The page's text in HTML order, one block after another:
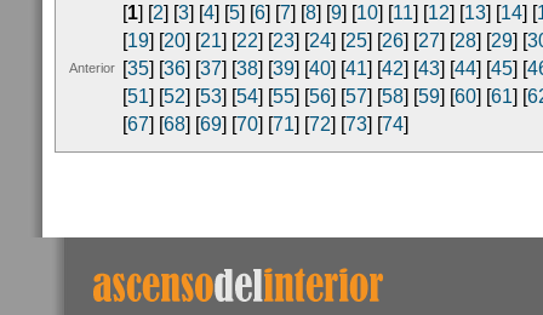
Anterior
[1] [2] [3] [4] [5] [6] [7] [8] [9] [10] [11] [12] [13] [14] [
[19] [20] [21] [22] [23] [24] [25] [26] [27] [28] [29] [
[35] [36] [37] [38] [39] [40] [41] [42] [43] [44] [45] [
[51] [52] [53] [54] [55] [56] [57] [58] [59] [60] [61] [
[67] [68] [69] [70] [71] [72] [73] [74]